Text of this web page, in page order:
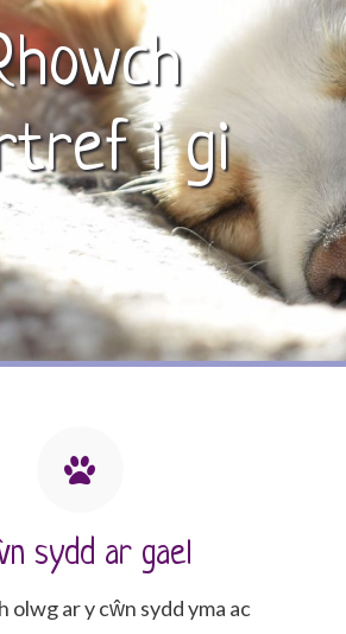
i gi
sydd ar gael
olwg ar y cŵn sydd yma ac